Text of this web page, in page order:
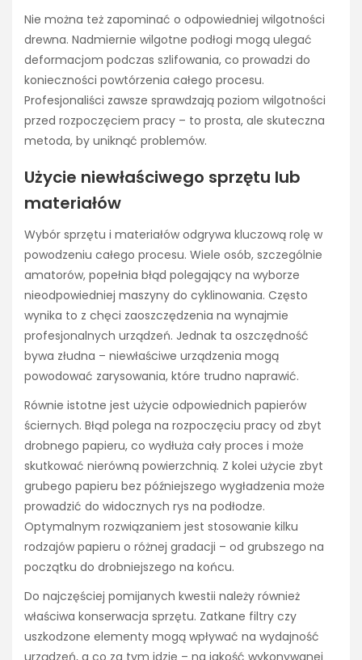
Nie można też zapominać o odpowiedniej wilgotności
drewna. Nadmiernie wilgotne podłogi mogą ulegać
deformacjom podczas szlifowania, co prowadzi do
konieczności powtórzenia całego procesu.
Profesjonaliści zawsze sprawdzają poziom wilgotności
przed rozpoczęciem pracy – to prosta, ale skuteczna
metoda, by uniknąć problemów.
Użycie niewłaściwego sprzętu lub
materiałów
Wybór sprzętu i materiałów odgrywa kluczową rolę w
powodzeniu całego procesu. Wiele osób, szczególnie
amatorów, popełnia błąd polegający na wyborze
nieodpowiedniej maszyny do cyklinowania. Często
wynika to z chęci zaoszczędzenia na wynajmie
profesjonalnych urządzeń. Jednak ta oszczędność
bywa złudna – niewłaściwe urządzenia mogą
powodować zarysowania, które trudno naprawić.
Równie istotne jest użycie odpowiednich papierów
ściernych. Błąd polega na rozpoczęciu pracy od zbyt
drobnego papieru, co wydłuża cały proces i może
skutkować nierówną powierzchnią. Z kolei użycie zbyt
grubego papieru bez późniejszego wygładzenia może
prowadzić do widocznych rys na podłodze.
Optymalnym rozwiązaniem jest stosowanie kilku
rodzajów papieru o różnej gradacji – od grubszego na
początku do drobniejszego na końcu.
Do najczęściej pomijanych kwestii należy również
właściwa konserwacja sprzętu. Zatkane filtry czy
uszkodzone elementy mogą wpływać na wydajność